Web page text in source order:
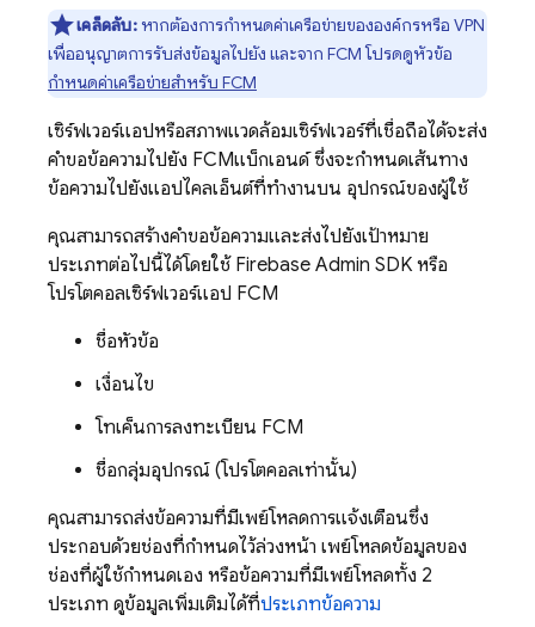
เคล็ดลับ:หากต้องการกำหนดค่าเครือข่ายขององค์กรหรือ VPN
เพื่ออนุญาตการรับส่งข้อมูลไปยัง และจาก FCMโปรดดูหัวข้อ
กำหนดค่าเครือข่ายสำหรับ FCM
เซิร์ฟเวอร์แอปหรือสภาพแวดล้อมเซิร์ฟเวอร์ที่เชื่อถือได้จะส่ง
คำขอข้อความไปยัง FCMแบ็กเอนด์ ซึ่งจะกำหนดเส้นทาง
ข้อความไปยังแอปไคลเอ็นต์ที่ทำงานบน อุปกรณ์ของผู้ใช้
คุณสามารถสร้างคำขอข้อความและส่งไปยังเป้าหมาย
ประเภทต่อไปนี้ได้โดยใช้ Firebase Admin SDK หรือ
โปรโตคอลเซิร์ฟเวอร์แอป FCM
ชื่อหัวข้อ
เงื่อนไข
โทเค็นการลงทะเบียน FCM
ชื่อกลุ่มอุปกรณ์ (โปรโตคอลเท่านั้น)
คุณสามารถส่งข้อความที่มีเพย์โหลดการแจ้งเตือนซึ่ง
ประกอบด้วยช่องที่กำหนดไว้ล่วงหน้า เพย์โหลดข้อมูลของ
ช่องที่ผู้ใช้กำหนดเอง หรือข้อความที่มีเพย์โหลดทั้ง 2
ประเภท ดูข้อมูลเพิ่มเติมได้ที่ประเภทข้อความ